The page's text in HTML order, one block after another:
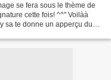
se fera sous le thème de
cette fois! ^^" Voilàà
sa te donne un apperçu du